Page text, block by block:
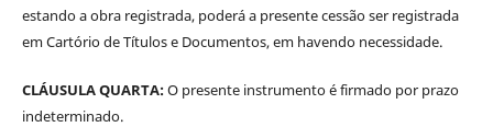
estando a obra registrada, poderá a presente cessão ser registrada
em Cartório de Títulos e Documentos, em havendo necessidade.
CLÁUSULA QUARTA:O presente instrumento é firmado por prazo
indeterminado.